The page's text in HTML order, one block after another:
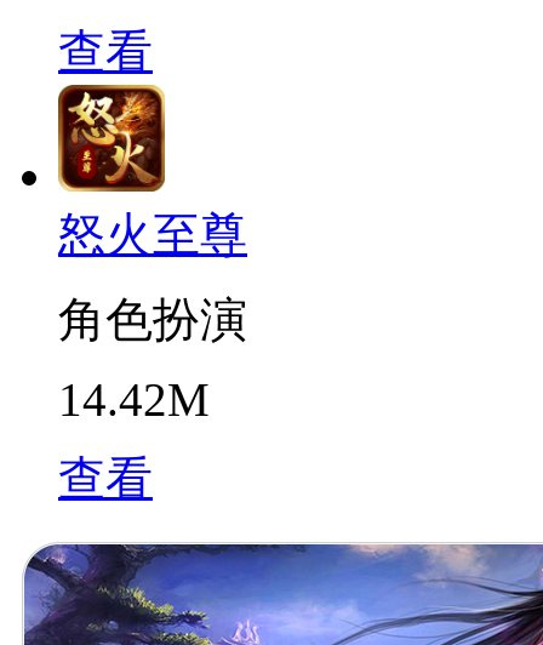
查看
怒火至尊
角色扮演
14.42M
查看